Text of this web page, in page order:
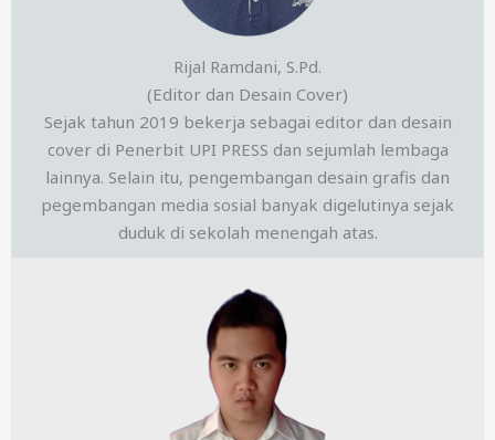
Rijal Ramdani, S.Pd.
(Editor dan Desain Cover)
Sejak tahun 2019 bekerja sebagai editor dan desain
cover di Penerbit UPI PRESS dan sejumlah lembaga
lainnya. Selain itu, pengembangan desain grafis dan
pegembangan media sosial banyak digelutinya sejak
duduk di sekolah menengah atas.